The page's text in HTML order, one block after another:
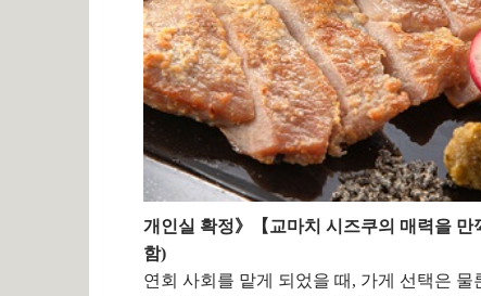
개인실 확정》【교마치 시즈쿠의 매력을 만
함)
연회 사회를 맡게 되었을 때, 가게 선택은